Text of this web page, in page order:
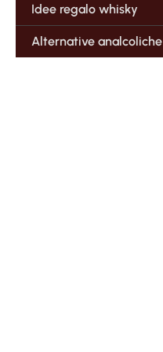
Idee regalo whisky
Alternative analcoliche